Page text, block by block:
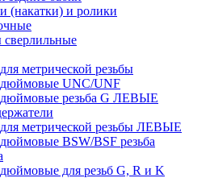
(накатки) и ролики
метрической резьбы
UNC/UNF
резьба G ЛЕВЫЕ
метрической резьбы ЛЕВЫЕ
BSW/BSF резьба
для резьб G, R и K